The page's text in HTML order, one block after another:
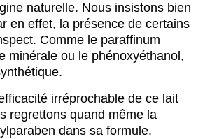
naturelle. Nous insistons bien
en effet, la présence de certains
Comme le paraffinum
minérale ou le phénoxyéthanol,
irréprochable de ce lait
regrettons quand même la
dans sa formule.